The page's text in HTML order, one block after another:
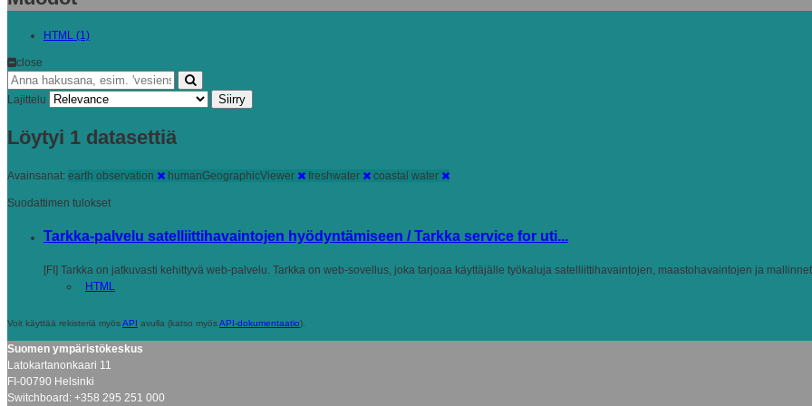
HTML (1)
close
Lajittelu Siirry
Löytyi 1 datasettiä
Avainsanat: earth observation humanGeographicViewer freshwater coastal water
Suodattimen tulokset
Tarkka-palvelu satelliittihavaintojen hyödyntämiseen / Tarkka service for uti...
[FI] Tarkka on jatkuvasti kehittyvä web-palvelu. Tarkka on web-sovellus, joka tarjoaa käyttäjälle työkaluja satelliittihavaintojen, maastohavaintojen ja
HTML
Voit käyttää rekisteriä myösAPI avulla (katso myösAPI-dokumentaatio).
Suomen ympäristökeskus
Latokartanonkaari 11
FI-00790 Helsinki
Switchboard: +358 295 251 000